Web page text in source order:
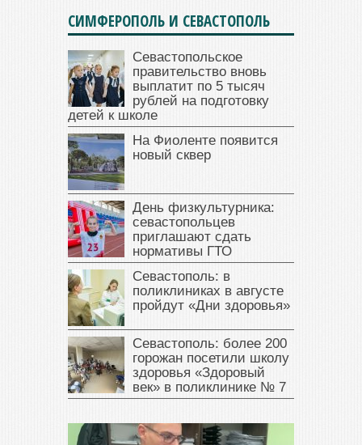
СИМФЕРОПОЛЬ И СЕВАСТОПОЛЬ
Севастопольское
правительство вновь
выплатит по 5 тысяч
рублей на подготовку
детей к школе
На Фиоленте появится
новый сквер
День физкультурника:
севастопольцев
приглашают сдать
нормативы ГТО
Севастополь: в
поликлиниках в августе
пройдут «Дни здоровья»
Севастополь: более 200
горожан посетили школу
здоровья «Здоровый
век» в поликлинике № 7